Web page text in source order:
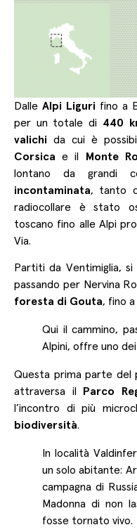
Dalle Alpi Liguri fino a
per un totale di 440
valichi da cui è
Corsica e il Monte
lontano da grandi
incontaminata, tanto
radiocollare è stato
toscano fino alle Alpi
Via.
Partiti da Ventimiglia,
passando per Nervina
foresta di Gouta, fino a
Qui il cammino,
Alpini, offre uno
Questa prima parte del
attraversa il
Parco
l’incontro di più
biodiversità.
In località
un solo abitante:
campagna di
Madonna di non
fosse tornato vivo.